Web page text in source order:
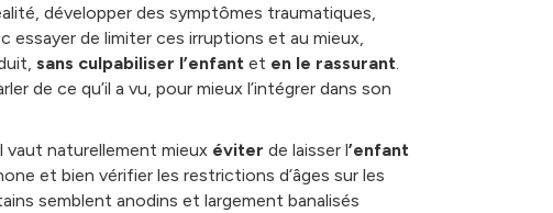
développer des symptômes traumatiques,
essayer de limiter ces irruptions et au mieux,
sans culpabiliser l’enfantet en le rassurant.
de ce qu’il a vu, pour mieux l’intégrer dans son
vaut naturellement mieux éviter de laisser l’enfant
et bien vérifier les restrictions d’âges sur les
semblent anodins et largement banalisés